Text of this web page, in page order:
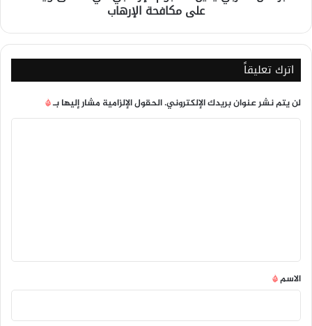
على مكافحة الإرهاب
اترك تعليقاً
لن يتم نشر عنوان بريدك الإلكتروني.الحقول الإلزامية مشار إليها بـ*
*
الاسم*